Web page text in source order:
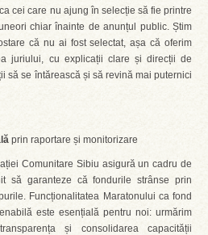
cei care nu ajung în selecție să fie printre
chiar înainte de anunțul public. Știm
că nu ai fost selectat, așa că oferim
juriului, cu explicații clare și direcții de
să se întărească și să revină mai puternici
prin raportare și monitorizare
Comunitare Sibiu asigură un cadru de
să garanteze că fondurile strânse prin
Funcționalitatea Maratonului ca fond
este esențială pentru noi: urmărim
și consolidarea capacității